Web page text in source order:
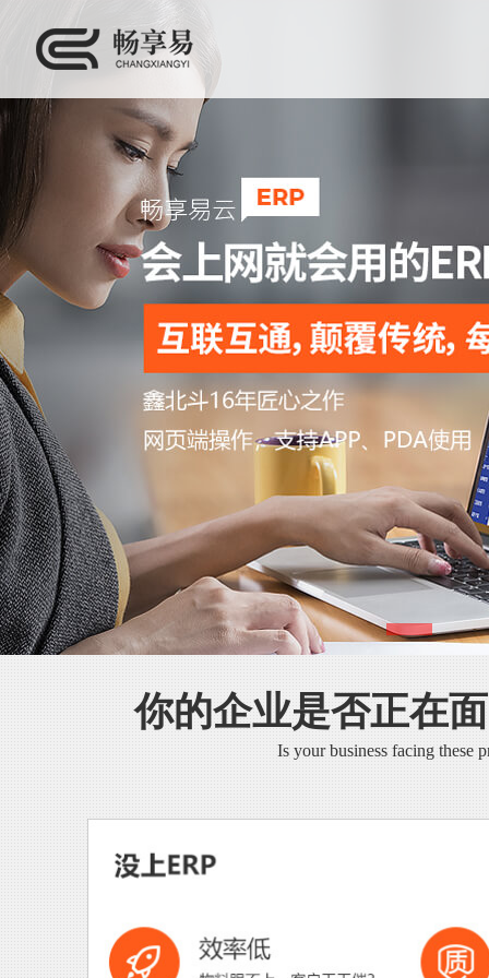
你的企业是否正在
Is your business facing these